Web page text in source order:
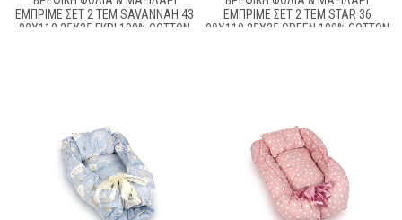
ΕΜΠΡΙΜΈ ΣΕΤ 2 ΤΕΜ SAVANNAH 43
90X110,25X35 ΓΚΡΙ 100% COTTON
ΕΜΠΡΙΜΈ ΣΕΤ 2 ΤΕΜ STAR 36
90X110,25X35 GREEN 100% COTTON